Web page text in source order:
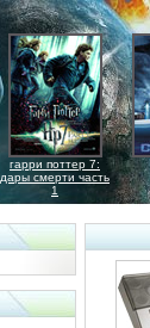
гарри поттер 7:
дары смерти часть
1